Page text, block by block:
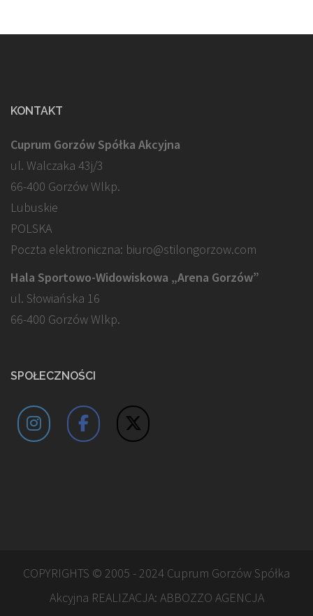
KONTAKT
Cuprum Gorzów Spółka Akcyjna
ul. Walczaka 43j/3
66-400 Gorzów Wlkp.
Lubuskie
POLSKA
Poczta elektroniczna: biuro@stilongorzow.com
Hala Sportowo-Widowiskowa „Arena Gorzów”
ul. Słowiańska 16
66-400 Gorzów Wlkp.
SPOŁECZNOŚCI
COPYRIGHTS © 2005 - 2024 Cuprum Gorzów Spółka
Akcyjna REALIZACJA: ABBOZZO AGENCJA